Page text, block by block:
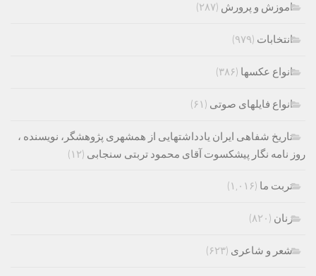
اموزش و پرورش (۲۸۷)
انتخابات (۹۷۹)
انواع عکسها (۳۸۶)
انواع فایلهای صوتی (۶۱)
تاریخ شفاهی ایران یادداشتهایی از همشهری پژوهشگر، نویسنده ،
روز نامه نگار پیشکسوت آقای محمود تربتی سنجابی (۱۲)
تربت ما (۱,۰۱۶)
زنان (۸۲۰)
شعر و شاعری (۶۲۳)